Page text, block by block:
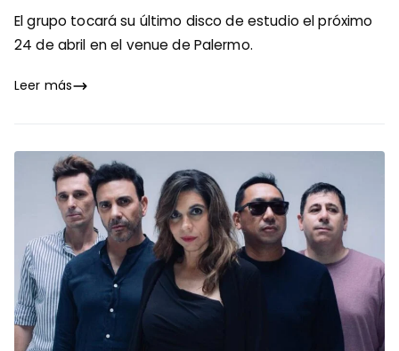
El grupo tocará su último disco de estudio el próximo
24 de abril en el venue de Palermo.
Leer más